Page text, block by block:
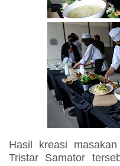
Hasil kreasi
Tristar Samator